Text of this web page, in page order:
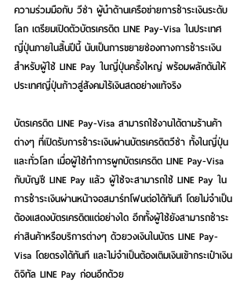
ความร่วมมือกับ วีซ่า ผู้นำด้านเครือข่ายการชำระเงินระดับ
โลก เตรียมเปิดตัวบัตรเครดิต LINE Pay-Visa ในประเทศ
ญี่ปุ่นภายในสิ้นปีนี้ นับเป็นการขยายช่องทางการชำระเงิน
สำหรับผู้ใช้ LINE Pay ในญี่ปุ่นครั้งใหญ่ พร้อมผลักดันให้
ประเทศญี่ปุ่นก้าวสู่สังคมไร้เงินสดอย่างแท้จริง
บัตรเครดิต LINE Pay-Visa สามารถใช้งานได้ตามร้านค้า
ต่างๆ ที่เปิดรับการชำระเงินผ่านบัตรเครดิตวีซ่า ทั้งในญี่ปุ่น
และทั่วโลก เมื่อผู้ใช้ทำการผูกบัตรเครดิต LINE Pay-Visa
กับบัญชี LINE Pay แล้ว ผู้ใช้จะสามารถใช้ LINE Pay ใน
การชำระเงินผ่านหน้าจอสมาร์ทโฟนต่อได้ทันที โดยไม่จำเป็น
ต้องแสดงบัตรเครดิตแต่อย่างใด อีกทั้งผู้ใช้ยังสามารถชำระ
ค่าสินค้าหรือบริการต่างๆ ด้วยวงเงินในบัตร LINE Pay-
Visa โดยตรงได้ทันที และไม่จำเป็นต้องเติมเงินเข้ากระเป๋าเงิน
ดิจิทัล LINE Pay ก่อนอีกด้วย